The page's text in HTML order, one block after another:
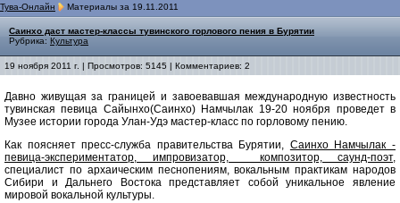
Тува-Онлайн Материалы за 19.11.2011
Саинхо даст мастер-классы тувинского горлового пения в Бурятии
Рубрика: Культура
19 ноября 2011 г. | Просмотров: 5145 | Комментариев: 2
Давно живущая за границей и завоевавшая международную известность
тувинская певица Сайынхо(Саинхо) Намчылак 19-20 ноября проведет в
Музее истории города Улан-Удэ мастер-класс по горловому пению.
Как поясняет пресс-служба правительства Бурятии, Саинхо Намчылак -
певица-экспериментатор, импровизатор, композитор, саунд-поэт,
специалист по архаическим песнопениям, вокальным практикам народов
Сибири и Дальнего Востока представляет собой уникальное явление
мировой вокальной культуры.